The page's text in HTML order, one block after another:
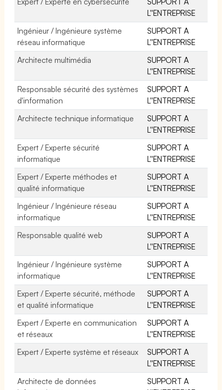
L''ENTREPRISE
Ingénieur / Ingénieure système
réseau informatique
SUPPORT A
L''ENTREPRISE
Architecte multimédia
SUPPORT A
L''ENTREPRISE
Responsable sécurité des systèmes
d'information
SUPPORT A
L''ENTREPRISE
Architecte technique informatique
SUPPORT A
L''ENTREPRISE
Expert / Experte sécurité
informatique
SUPPORT A
L''ENTREPRISE
Expert / Experte méthodes et
qualité informatique
SUPPORT A
L''ENTREPRISE
Ingénieur / Ingénieure réseau
informatique
SUPPORT A
L''ENTREPRISE
Responsable qualité web
SUPPORT A
L''ENTREPRISE
Ingénieur / Ingénieure système
informatique
SUPPORT A
L''ENTREPRISE
Expert / Experte sécurité, méthode
et qualité informatique
SUPPORT A
L''ENTREPRISE
Expert / Experte en communication
et réseaux
SUPPORT A
L''ENTREPRISE
Expert / Experte système et réseaux
SUPPORT A
L''ENTREPRISE
Architecte de données
SUPPORT A